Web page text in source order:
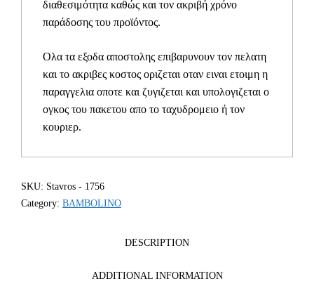
quantity
διαθεσιμότητα καθώς και τον ακριβή χρόνο
παράδοσης του προϊόντος.
Ολα τα εξοδα αποστολης επιβαρυνουν τον πελατη
και το ακριβες κοστος οριζεται οταν ειναι ετοιμη η
παραγγελια οποτε και ζυγιζεται και υπολογιζεται ο
ογκος του πακετου απο το ταχυδρομειο ή τον
κουριερ.
SKU: Stavros - 1756
Category: BAMBOLINO
DESCRIPTION
ADDITIONAL INFORMATION